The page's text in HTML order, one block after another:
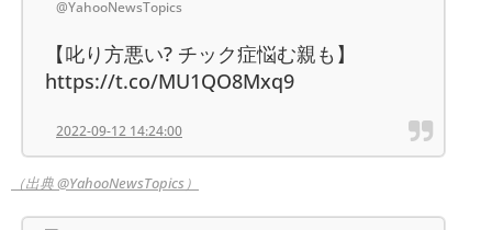
@YahooNewsTopics
【叱り方悪い? チック症悩む親も】
https://t.co/MU1QO8Mxq9
2022-09-12 14:24:00
（出典 @YahooNewsTopics）